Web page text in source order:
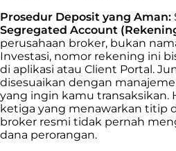
Prosedur Deposit yang Aman:
Segregated Account
perusahaan broker, bukan
Investasi, nomor rekening ini
di aplikasi atau Client Portal.
disesuaikan dengan
yang ingin kamu transaksikan.
ketiga yang menawarkan titip
broker resmi tidak pernah
dana perorangan.